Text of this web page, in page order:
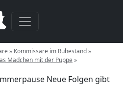
» Kommissare im Ruhestand»
Mädchen mit der Puppe»
Neue Folgen gibt